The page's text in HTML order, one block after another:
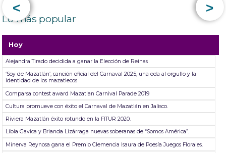
< >
Lo más popular
Hoy
Alejandra Tirado decidida a ganar la Elección de Reinas
‘Soy de Mazatlán’, canción oficial del Carnaval 2025, una oda al orgullo y la
identidad de los mazatlecos
Comparsa contest award Mazatlan Carnival Parade 2019
Cultura promueve con éxito el Carnaval de Mazatlán en Jalisco.
Riviera Mazatlán éxito rotundo en la FITUR 2020.
Libia Gavica y Brianda Lizárraga nuevas soberanas de “Somos América”.
Minerva Reynosa gana el Premio Clemencia Isaura de Poesía Juegos Florales.